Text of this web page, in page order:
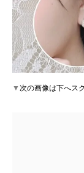
▼次の画像は下へス